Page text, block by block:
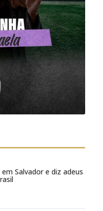
Salvador e diz adeus